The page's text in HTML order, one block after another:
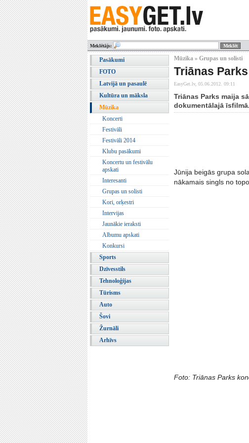
Meklētājs:
Pasākumi
FOTO
Latvijā un pasaulē
Kultūra un māksla
Mūzika
Koncerti
Festivāli
Festivāli 2014
Klubu pasākumi
Koncertu un festivālu
apskati
Interesanti
Grupas un solisti
Kori, orķestri
Intervijas
Jaunākie ieraksti
Albumu apskati
Konkursi
Sports
Dzīvesstils
Tehnoloģijas
Tūrisms
Auto
Šovi
Žurnāli
Arhīvs
Mūzika » Grupas un solisti
Triānas
EasyGet.lv, 05.06.2012. 09:11
Triānas Parks maija
dokumentālajā īsfilmā.
Jūnija beigās grupa
nākamais singls no
Foto: Triānas Parks